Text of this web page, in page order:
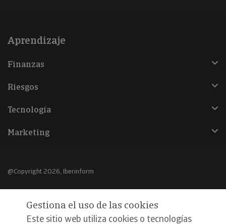
Aprendizaje
Finanzas
Riesgos
Tecnología
Marketing
@Copyright 2026, Iberinform
Gestiona el uso de las cookies
Este sitio web utiliza cookies o tecnologías